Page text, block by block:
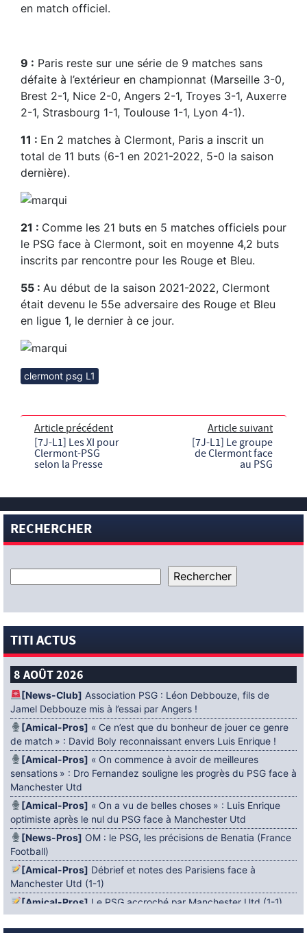
en match officiel.
9 : Paris reste sur une série de 9 matches sans
défaite à l’extérieur en championnat (Marseille 3-0,
Brest 2-1, Nice 2-0, Angers 2-1, Troyes 3-1, Auxerre
2-1, Strasbourg 1-1, Toulouse 1-1, Lyon 4-1).
11 : En 2 matches à Clermont, Paris a inscrit un
total de 11 buts (6-1 en 2021-2022, 5-0 la saison
dernière).
21 : Comme les 21 buts en 5 matches officiels pour
le PSG face à Clermont, soit en moyenne 4,2 buts
inscrits par rencontre pour les Rouge et Bleu.
55 : Au début de la saison 2021-2022, Clermont
était devenu le 55e adversaire des Rouge et Bleu
en ligue 1, le dernier à ce jour.
clermont psg L1
Article précédent
[7J-L1] Les XI pour
Clermont-PSG
selon la Presse
Article suivant
[7J-L1] Le groupe
de Clermont face
au PSG
RECHERCHER
TITI ACTUS
8 AOÛT 2026
[News-Club] Association PSG : Léon Debbouze, fils de
Jamel Debbouze mis à l’essai par Angers !
[Amical-Pros] « Ce n’est que du bonheur de jouer ce genre
de match » : David Boly reconnaissant envers Luis Enrique !
[Amical-Pros] « On commence à avoir de meilleures
sensations » : Dro Fernandez souligne les progrès du PSG face à
Manchester Utd
[Amical-Pros] « On a vu de belles choses » : Luis Enrique
optimiste après le nul du PSG face à Manchester Utd
[News-Pros] OM : le PSG, les précisions de Benatia (France
Football)
[Amical-Pros] Débrief et notes des Parisiens face à
Manchester Utd (1-1)
[Amical-Pros] Le PSG accroché par Manchester Utd (1-1)